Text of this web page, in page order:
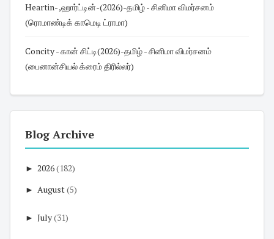
Heartin- ,ஹார்ட்டின்-(2026)-தமிழ் - சினிமா விமர்சனம்
(ரொமாண்டிக் காமெடி ட்ராமா)
Concity - கான் சிட்டி(2026)-தமிழ் - சினிமா விமர்சனம்
(பைனான்சியல் க்ரைம் திரில்லர்)
Blog Archive
► 2026(182)
► August(5)
► July(31)